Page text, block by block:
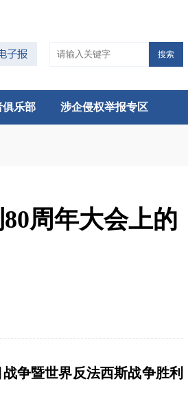
搜索
俱乐部 涉企侵权举报专区
周年大会上的
争暨世界反法西斯战争胜利